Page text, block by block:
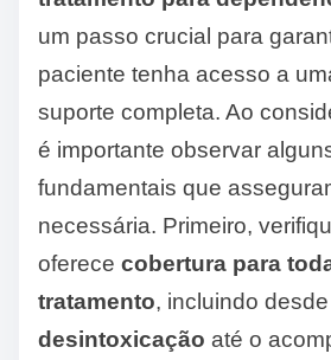
um passo crucial para
paciente tenha acesso a
suporte completa. Ao
é importante observar
fundamentais que
necessária. Primeiro,
oferece cobertura para
tratamento, incluindo
desintoxicação até o